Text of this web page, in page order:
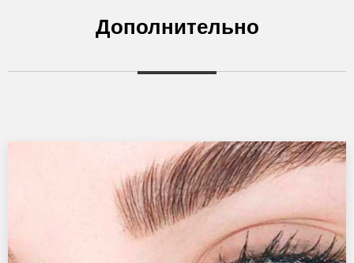
Дополнительно